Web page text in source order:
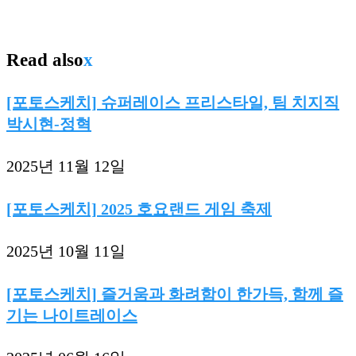
Read alsox
[포토스케치] 슈퍼레이스 프리스타일, 팀 치지직
박시현-정혁
2025년 11월 12일
[포토스케치] 2025 호요랜드 게임 축제
2025년 10월 11일
[포토스케치] 즐거움과 화려함이 한가득, 함께 즐
기는 나이트레이스